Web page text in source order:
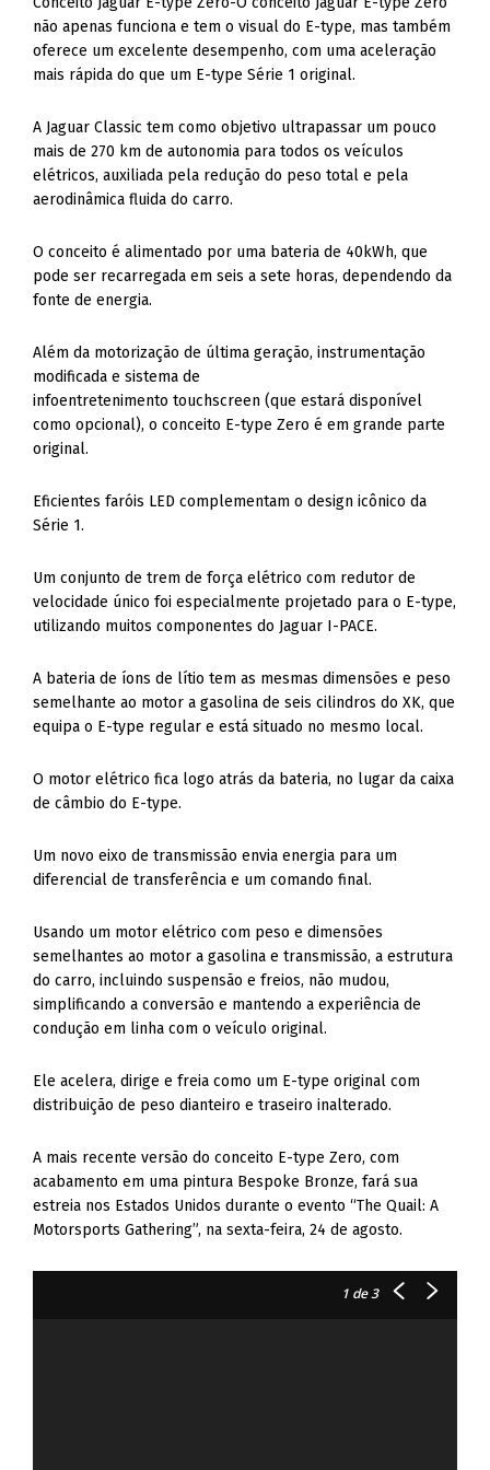
não apenas funciona e tem o visual do E-type, mas também
oferece um excelente desempenho, com uma aceleração
mais rápida do que um E-type Série 1 original.
A Jaguar Classic tem como objetivo ultrapassar um pouco
mais de 270 km de autonomia para todos os veículos
elétricos, auxiliada pela redução do peso total e pela
aerodinâmica fluida do carro.
O conceito é alimentado por uma bateria de 40kWh, que
pode ser recarregada em seis a sete horas, dependendo da
fonte de energia.
Além da motorização de última geração, instrumentação
modificada e sistema de
infoentretenimento touchscreen (que estará disponível
como opcional), o conceito E-type Zero é em grande parte
original.
Eficientes faróis LED complementam o design icônico da
Série 1.
Um conjunto de trem de força elétrico com redutor de
velocidade único foi especialmente projetado para o E-type,
utilizando muitos componentes do Jaguar I-PACE.
A bateria de íons de lítio tem as mesmas dimensões e peso
semelhante ao motor a gasolina de seis cilindros do XK, que
equipa o E-type regular e está situado no mesmo local.
O motor elétrico fica logo atrás da bateria, no lugar da caixa
de câmbio do E-type.
Um novo eixo de transmissão envia energia para um
diferencial de transferência e um comando final.
Usando um motor elétrico com peso e dimensões
semelhantes ao motor a gasolina e transmissão, a estrutura
do carro, incluindo suspensão e freios, não mudou,
simplificando a conversão e mantendo a experiência de
condução em linha com o veículo original.
Ele acelera, dirige e freia como um E-type original com
distribuição de peso dianteiro e traseiro inalterado.
A mais recente versão do conceito E-type Zero, com
acabamento em uma pintura Bespoke Bronze, fará sua
estreia nos Estados Unidos durante o evento “The Quail: A
Motorsports Gathering”, na sexta-feira, 24 de agosto.
1de 3